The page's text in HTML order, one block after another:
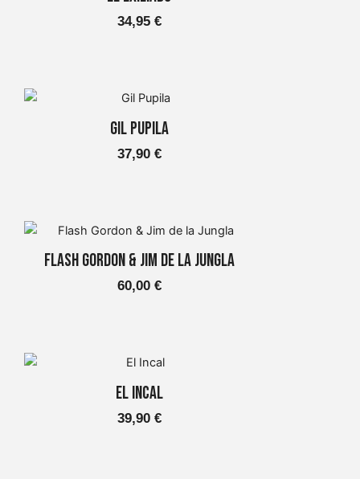
34,95 €
Gil Pupila
37,90 €
Aquest
té
diverses
es
poden
triar
a
producte
Flash Gordon & Jim de la Jungla
60,00 €
Aquest
té
diverses
es
poden
triar
a
El Incal
39,90 €